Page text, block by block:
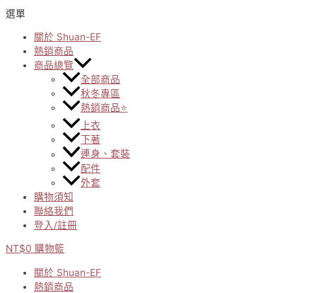
選單
關於 Shuan-EF
熱銷商品
商品總覽
全部商品
秋冬專區
熱銷商品⭐
上衣
下著
連身、套裝
配件
外套
購物須知
聯絡我們
登入/註冊
NT$0 購物籃
關於 Shuan-EF
熱銷商品